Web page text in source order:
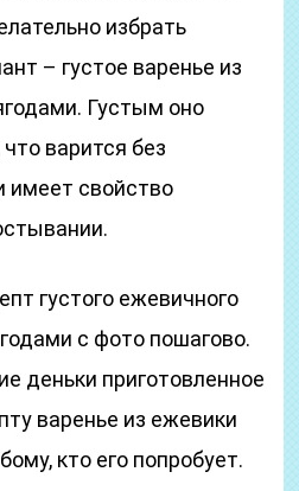
избрать
– густое варенье из
Густым оно
варится без
имеет свойство
густого ежевичного
с фото пошагово.
деньки приготовленное
варенье из ежевики
кто его попробует.